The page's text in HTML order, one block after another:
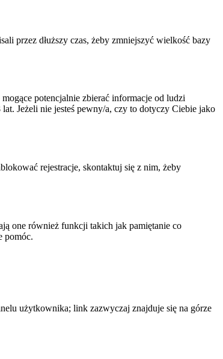
przez dłuższy czas, żeby zmniejszyć wielkość bazy
potencjalnie zbierać informacje od ludzi
Jeżeli nie jesteś pewny/a, czy to dotyczy Ciebie jako
rejestracje, skontaktuj się z nim, żeby
one również funkcji takich jak pamiętanie co
pomóc.
użytkownika; link zazwyczaj znajduje się na górze